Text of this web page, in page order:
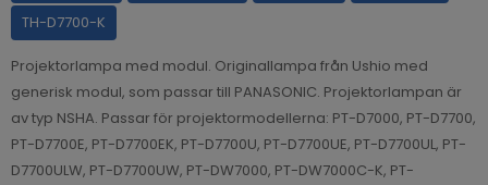
TH-D7700-K
Projektorlampa med modul. Originallampa från Ushio med
generisk modul, som passar till PANASONIC. Projektorlampan är
av typ NSHA. Passar för projektormodellerna: PT-D7000, PT-D7700,
PT-D7700E, PT-D7700EK, PT-D7700U, PT-D7700UE, PT-D7700UL, PT-
D7700ULW, PT-D7700UW, PT-DW7000, PT-DW7000C-K, PT-